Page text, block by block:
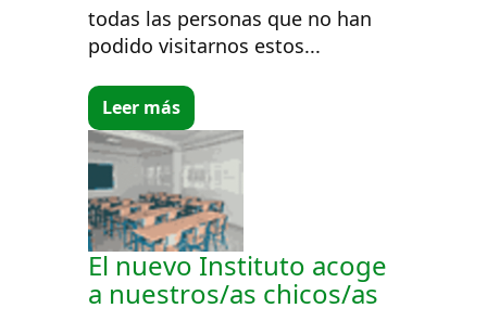
todas las personas que no han
podido visitarnos estos...
Leer más
El nuevo Instituto acoge
a nuestros/as chicos/as